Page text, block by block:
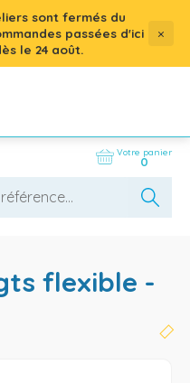
sont fermés du
passées d'ici
le 24 août.
×
Votre panier
0